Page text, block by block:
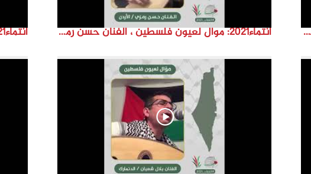
o
انتماء2021: موال لعيون فلسطين، الفنان اياد، فلسطين انتماء2021: موال لعيون فلسطين ، الفنان حسن رمزي ،الاردن